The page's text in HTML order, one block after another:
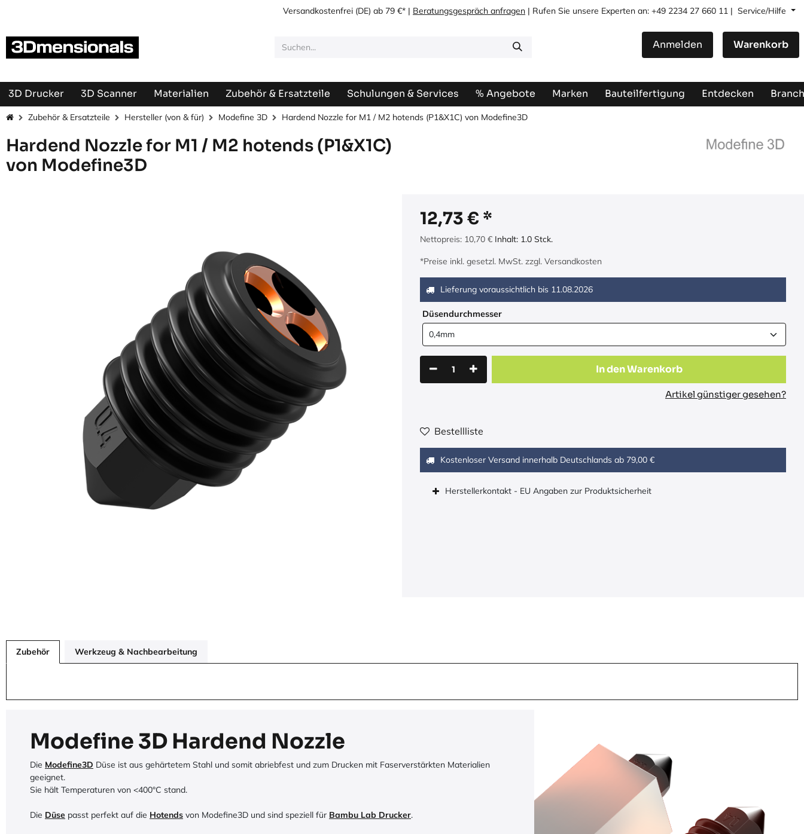
Versandkostenfrei (DE) ab 79 €* | Beratungsgespräch anfragen | Rufen Sie unsere Experten an: +49 2234 27 660 11 | Service/Hilfe
Anmelden Warenkorb
3D Drucker 3D Scanner Materialien Zubehör & Ersatzteile Schulungen & Services % Angebote Marken Bauteilfertigung Entdecken
Zubehör & Ersatzteile Hersteller (von & für) Modefine 3D Hardend Nozzle for M1 / M2 hotends (P1&X1C) von Modefine3D
Hardend Nozzle for M1 / M2 hotends (P1&X1C)
von Modefine3D
12,73 €
Nettopreis: 10,70 € Inhalt: 1.0 Stck.
*Preise inkl. gesetzl. MwSt. zzgl. Versandkosten
Lieferung voraussichtlich bis 11.08.2026
Düsendurchmesser
In den Warenkorb
Artikel günstiger gesehen?
Bestellliste
Kostenloser Versand innerhalb Deutschlands ab 79,00 €
Herstellerkontakt - EU Angaben zur Produktsicherheit
Zubehör Werkzeug & Nachbearbeitung
Modefine 3D Hardend Nozzle
Die Modefine3D Düse ist aus gehärtetem Stahl und somit abriebfest und zum Drucken mit Faserverstärkten Materialien
geeignet.
Sie hält Temperaturen von <400°C stand.
Die Düse passt perfekt auf die Hotends von Modefine3D und sind speziell für Bambu Lab Drucker.